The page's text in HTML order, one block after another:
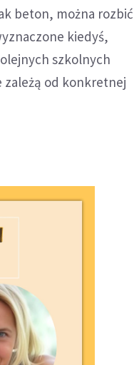
beton, można rozbić
kiedyś,
szkolnych
zależą od konkretnej